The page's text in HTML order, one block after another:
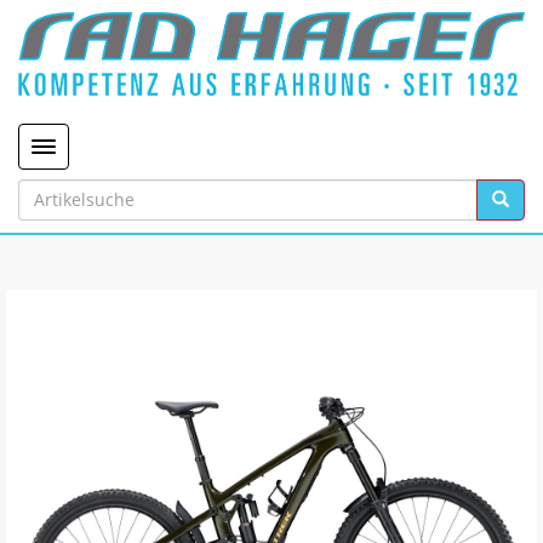
Toggle navigation